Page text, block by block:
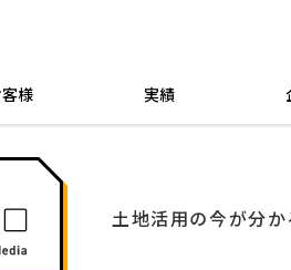
様 実績
土地活用の今が分